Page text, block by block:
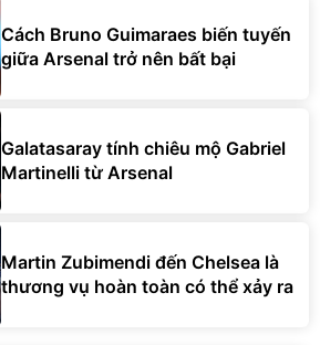
Cách Bruno Guimaraes biến tuyến
giữa Arsenal trở nên bất bại
Galatasaray tính chiêu mộ Gabriel
Martinelli từ Arsenal
Martin Zubimendi đến Chelsea là
thương vụ hoàn toàn có thể xảy ra